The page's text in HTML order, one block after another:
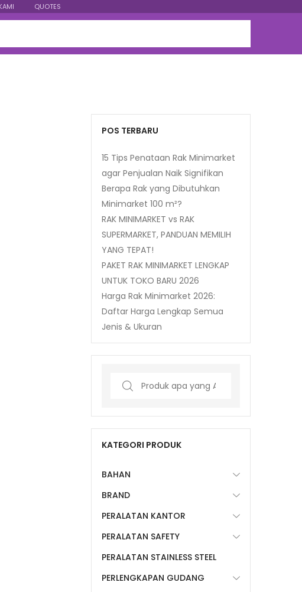
QUOTES
POS TERBARU
15 Tips Penataan Rak Minimarket
agar Penjualan Naik Signifikan
Berapa Rak yang Dibutuhkan
Minimarket 100 m²?
RAK MINIMARKET vs RAK
SUPERMARKET, PANDUAN MEMILIH
YANG TEPAT!
PAKET RAK MINIMARKET LENGKAP
UNTUK TOKO BARU 2026
Harga Rak Minimarket 2026:
Daftar Harga Lengkap Semua
Jenis & Ukuran
Search
KATEGORI PRODUK
BAHAN
BRAND
PERALATAN KANTOR
PERALATAN SAFETY
PERALATAN STAINLESS STEEL
PERLENGKAPAN GUDANG